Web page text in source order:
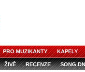
PRO MUZIKANTY KAPELY
ŽIVĚ RECENZE SONG